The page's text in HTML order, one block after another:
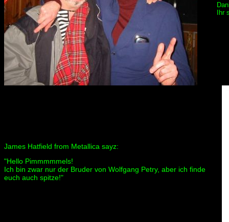
Ihr
James Hatfield from Metallica sayz:
"Hello Pimmmmmels!
Ich bin zwar nur der Bruder von Wolfgang Petry, aber ich finde
euch auch spitze!"